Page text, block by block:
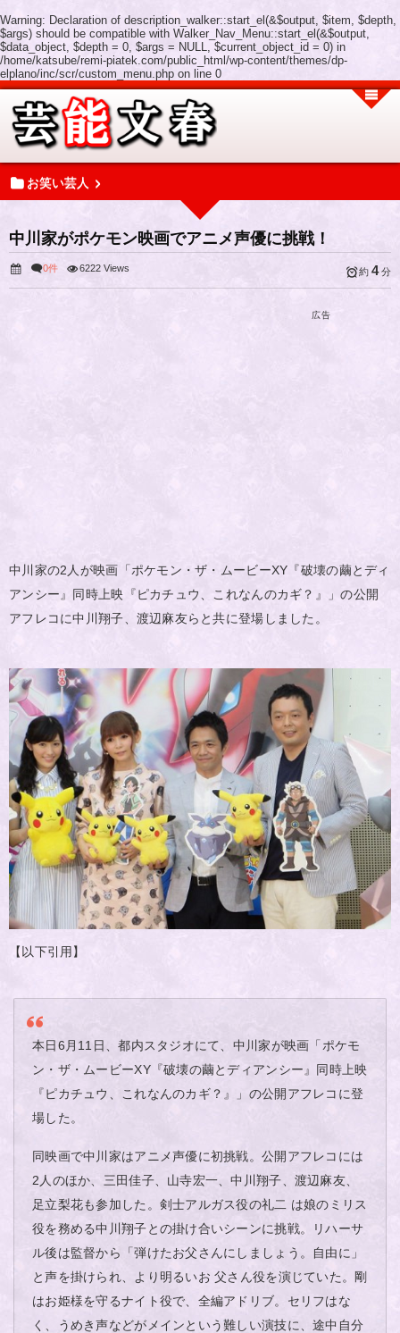
Warning: Declaration of description_walker::start_el(&$output, $item, $depth,
$args) should be compatible with Walker_Nav_Menu::start_el(&$output,
$data_object, $depth = 0, $args = NULL, $current_object_id = 0) in
/home/katsube/remi-piatek.com/public_html/wp-content/themes/dp-
elplano/inc/scr/custom_menu.php on line 0
お笑い芸人
中川家がポケモン映画でアニメ声優に挑戦！
0件 6222 Views 約 4分
広告
中川家の2人が映画「ポケモン・ザ・ムービーXY『破壊の繭とディ
アンシー』同時上映『ピカチュウ、これなんのカギ？』」の公開
アフレコに中川翔子、渡辺麻友らと共に登場しました。
【以下引用】
本日6月11日、都内スタジオにて、中川家が映画「ポケモ
ン・ザ・ムービーXY『破壊の繭とディアンシー』同時上映
『ピカチュウ、これなんのカギ？』」の公開アフレコに登
場した。
同映画で中川家はアニメ声優に初挑戦。公開アフレコには
2人のほか、三田佳子、山寺宏一、中川翔子、渡辺麻友、
足立梨花も参加した。剣士アルガス役の礼二 は娘のミリス
役を務める中川翔子との掛け合いシーンに挑戦。リハーサ
ル後は監督から「弾けたお父さんにしましょう。自由に」
と声を掛けられ、より明るいお 父さん役を演じていた。剛
はお姫様を守るナイト役で、全編アドリブ。セリフはな
く、うめき声などがメインという難しい演技に、途中自分